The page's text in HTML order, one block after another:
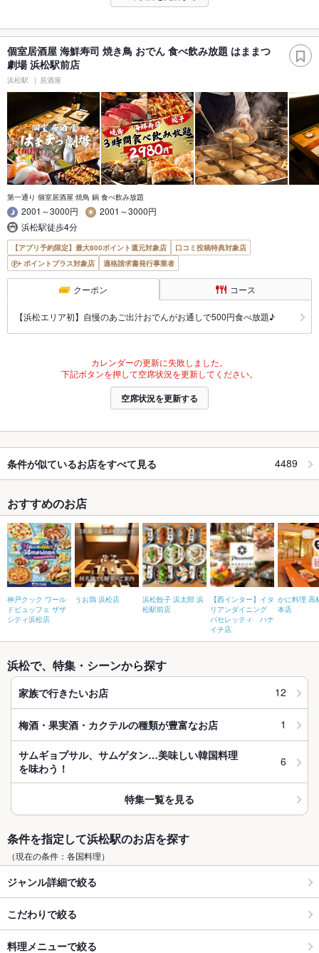
個室居酒屋 海鮮寿司 焼き鳥 おでん 食べ飲み放題 はままつ
劇場 浜松駅前店
浜松駅 居酒屋
第一通り 個室居酒屋 焼鳥 鍋 食べ飲み放題
2001～3000円
2001～3000円
浜松駅徒歩4分
【アプリ予約限定】最大800ポイント還元対象店
口コミ投稿特典対象店
ポイントプラス対象店
適格請求書発行事業者
クーポン コース
【浜松エリア初】自慢のあご出汁おでんがお通しで500円食べ放題♪
カレンダーの更新に失敗しました。
下記ボタンを押して空席状況を更新してください。
空席状況を更新する
条件が似ているお店をすべて見る 4489
おすすめのお店
神戸クック ワール
ドビュッフェ ザザ
シティ浜松店
うお鶏 浜松店
浜松餃子 浜太郎 浜
松駅前店
【西インター】イタ
リアンダイニング
パセレッティ ハナ
イチ店
かに料理 高
本店
浜松で、特集・シーンから探す
家族で行きたいお店 12
梅酒・果実酒・カクテルの種類が豊富なお店 1
サムギョプサル、サムゲタン…美味しい韓国料理
を味わう！
6
特集一覧を見る
条件を指定して浜松駅のお店を探す
（現在の条件：各国料理）
ジャンル詳細で絞る
こだわりで絞る
料理メニューで絞る